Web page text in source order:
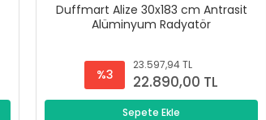
Duffmart Alize 30x183 cm Antrasit
Alüminyum Radyatör
%3
23.597,94 TL
22.890,00 TL
Sepete Ekle